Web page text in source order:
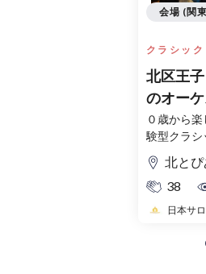
クラシック
北区王
のオー
０歳から
験型クラシ
北と
38
日本サ
会場 (関